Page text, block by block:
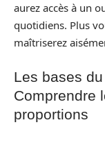
aurez accès à un
quotidiens. Plus
maîtriserez
Les bases
Comprendre
proportions